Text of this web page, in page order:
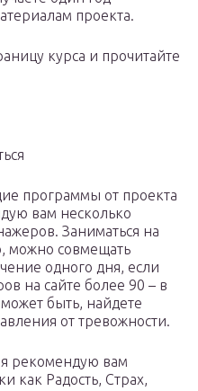
проекта.
курса и прочитайте
программы от проекта
вам несколько
Заниматься на
можно совмещать
одного дня, если
на сайте более 90 – в
быть, найдете
от тревожности.
рекомендую вам
как Радость, Страх,